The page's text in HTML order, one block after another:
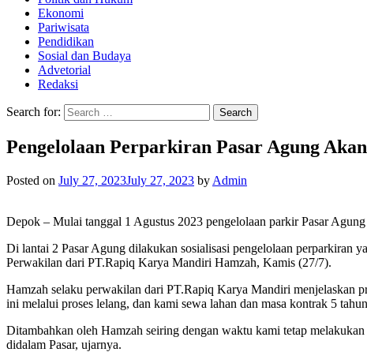
Ekonomi
Pariwisata
Pendidikan
Sosial dan Budaya
Advetorial
Redaksi
Search for:
Pengelolaan Perparkiran Pasar Agung
Posted on July 27, 2023July 27, 2023 by Admin
Depok – Mulai tanggal 1 Agustus 2023 pengelolaan parkir Pasar
Di lantai 2 Pasar Agung dilakukan sosialisasi pengelolaan perparkiran
Perwakilan dari PT.Rapiq Karya Mandiri Hamzah, Kamis (27/7).
Hamzah selaku perwakilan dari PT.Rapiq Karya Mandiri menjelaskan
ini melalui proses lelang, dan kami sewa lahan dan masa kontrak 5
Ditambahkan oleh Hamzah seiring dengan waktu kami tetap
didalam Pasar, ujarnya.